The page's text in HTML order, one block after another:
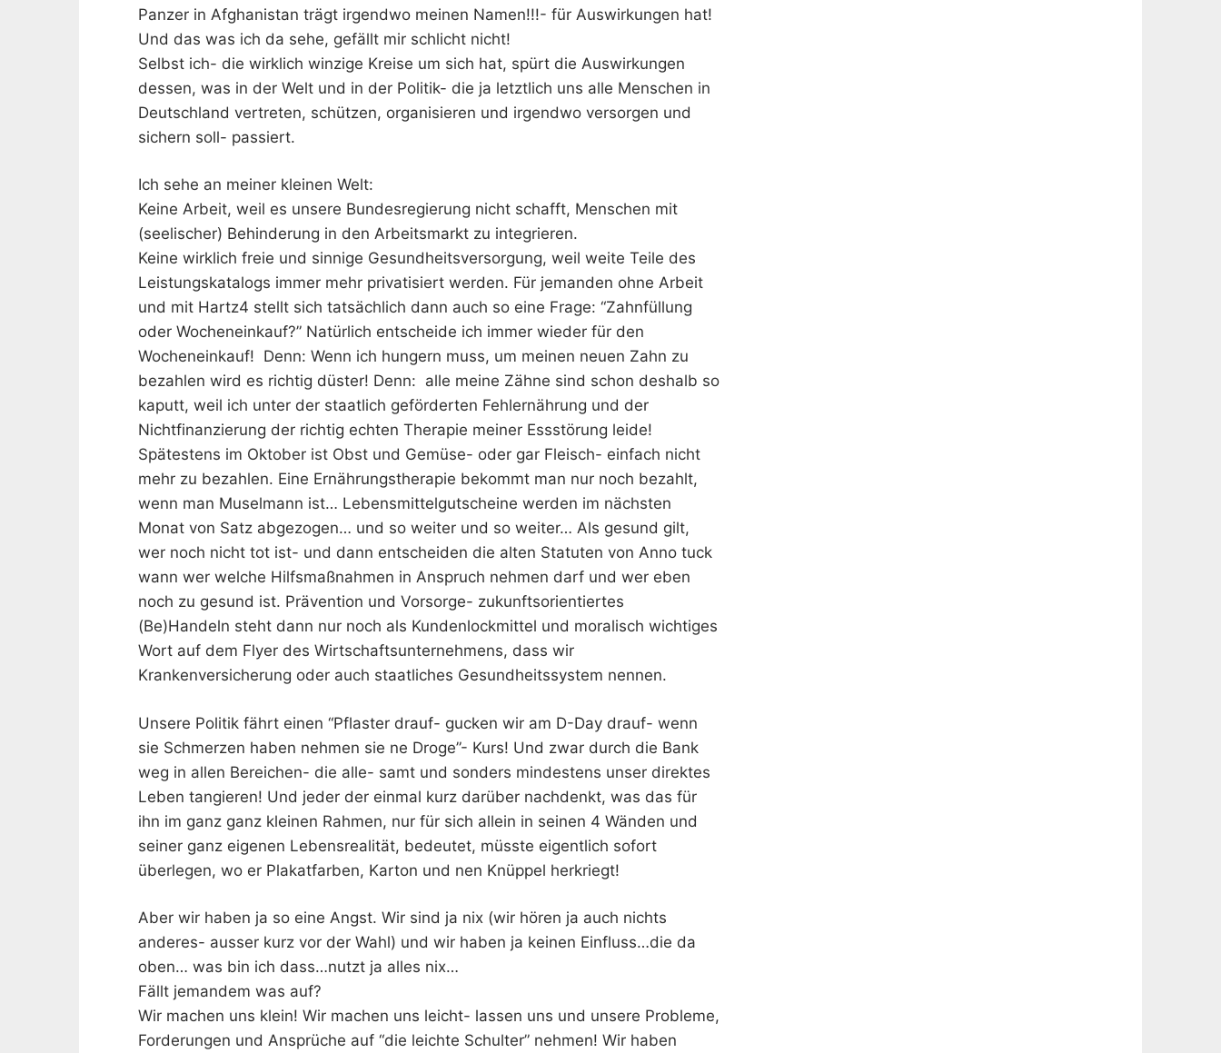
Panzer in Afghanistan trägt irgendwo meinen Namen!!!- für Auswirkungen hat!
Und das was ich da sehe, gefällt mir schlicht nicht!
Selbst ich- die wirklich winzige Kreise um sich hat, spürt die Auswirkungen
dessen, was in der Welt und in der Politik- die ja letztlich uns alle Menschen in
Deutschland vertreten, schützen, organisieren und irgendwo versorgen und
sichern soll- passiert.
Ich sehe an meiner kleinen Welt:
Keine Arbeit, weil es unsere Bundesregierung nicht schafft, Menschen mit
(seelischer) Behinderung in den Arbeitsmarkt zu integrieren.
Keine wirklich freie und sinnige Gesundheitsversorgung, weil weite Teile des
Leistungskatalogs immer mehr privatisiert werden. Für jemanden ohne Arbeit
und mit Hartz4 stellt sich tatsächlich dann auch so eine Frage: “Zahnfüllung
oder Wocheneinkauf?” Natürlich entscheide ich immer wieder für den
Wocheneinkauf! Denn: Wenn ich hungern muss, um meinen neuen Zahn zu
bezahlen wird es richtig düster! Denn: alle meine Zähne sind schon deshalb so
kaputt, weil ich unter der staatlich geförderten Fehlernährung und der
Nichtfinanzierung der richtig echten Therapie meiner Essstörung leide!
Spätestens im Oktober ist Obst und Gemüse- oder gar Fleisch- einfach nicht
mehr zu bezahlen. Eine Ernährungstherapie bekommt man nur noch bezahlt,
wenn man Muselmann ist… Lebensmittelgutscheine werden im nächsten
Monat von Satz abgezogen… und so weiter und so weiter… Als gesund gilt,
wer noch nicht tot ist- und dann entscheiden die alten Statuten von Anno tuck
wann wer welche Hilfsmaßnahmen in Anspruch nehmen darf und wer eben
noch zu gesund ist. Prävention und Vorsorge- zukunftsorientiertes
(Be)Handeln steht dann nur noch als Kundenlockmittel und moralisch wichtiges
Wort auf dem Flyer des Wirtschaftsunternehmens, dass wir
Krankenversicherung oder auch staatliches Gesundheitssystem nennen.
Unsere Politik fährt einen “Pflaster drauf- gucken wir am D-Day drauf- wenn
sie Schmerzen haben nehmen sie ne Droge”- Kurs! Und zwar durch die Bank
weg in allen Bereichen- die alle- samt und sonders mindestens unser direktes
Leben tangieren! Und jeder der einmal kurz darüber nachdenkt, was das für
ihn im ganz ganz kleinen Rahmen, nur für sich allein in seinen 4 Wänden und
seiner ganz eigenen Lebensrealität, bedeutet, müsste eigentlich sofort
überlegen, wo er Plakatfarben, Karton und nen Knüppel herkriegt!
Aber wir haben ja so eine Angst. Wir sind ja nix (wir hören ja auch nichts
anderes- ausser kurz vor der Wahl) und wir haben ja keinen Einfluss…die da
oben… was bin ich dass…nutzt ja alles nix…
Fällt jemandem was auf?
Wir machen uns klein! Wir machen uns leicht- lassen uns und unsere Probleme,
Forderungen und Ansprüche auf “die leichte Schulter” nehmen! Wir haben